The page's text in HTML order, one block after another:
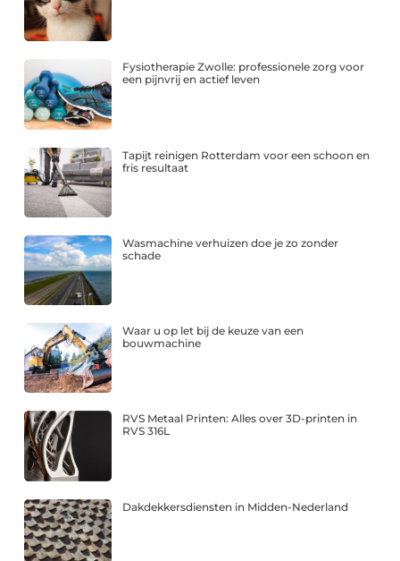
Fysiotherapie Zwolle: professionele zorg voor
een pijnvrij en actief leven
Tapijt reinigen Rotterdam voor een schoon en
fris resultaat
Wasmachine verhuizen doe je zo zonder
schade
Waar u op let bij de keuze van een
bouwmachine
RVS Metaal Printen: Alles over 3D-printen in
RVS 316L
Dakdekkersdiensten in Midden-Nederland